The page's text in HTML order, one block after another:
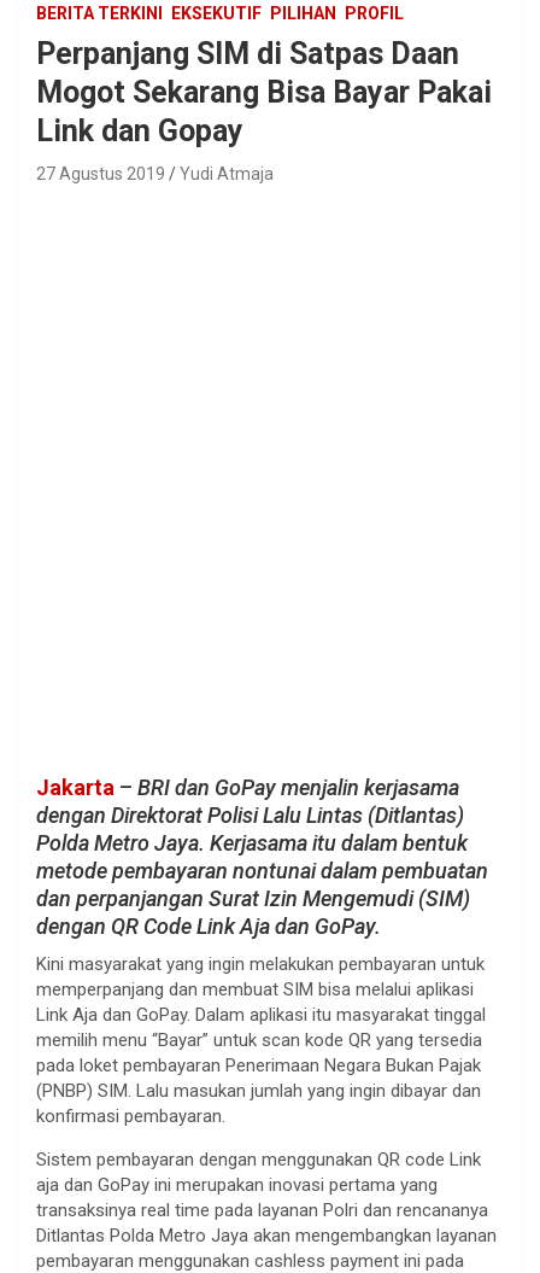
BERITA TERKINI EKSEKUTIF PILIHAN PROFIL
Perpanjang SIM di Satpas Daan
Mogot Sekarang Bisa Bayar Pakai
Link dan Gopay
27 Agustus 2019 Yudi Atmaja
Jakarta – BRI dan GoPay menjalin kerjasama
dengan Direktorat Polisi Lalu Lintas (Ditlantas)
Polda Metro Jaya. Kerjasama itu dalam bentuk
metode pembayaran nontunai dalam pembuatan
dan perpanjangan Surat Izin Mengemudi (SIM)
dengan QR Code Link Aja dan GoPay.
Kini masyarakat yang ingin melakukan pembayaran untuk
memperpanjang dan membuat SIM bisa melalui aplikasi
Link Aja dan GoPay. Dalam aplikasi itu masyarakat tinggal
memilih menu “Bayar” untuk scan kode QR yang tersedia
pada loket pembayaran Penerimaan Negara Bukan Pajak
(PNBP) SIM. Lalu masukan jumlah yang ingin dibayar dan
konfirmasi pembayaran.
Sistem pembayaran dengan menggunakan QR code Link
aja dan GoPay ini merupakan inovasi pertama yang
transaksinya real time pada layanan Polri dan rencananya
Ditlantas Polda Metro Jaya akan mengembangkan layanan
pembayaran menggunakan cashless payment ini pada